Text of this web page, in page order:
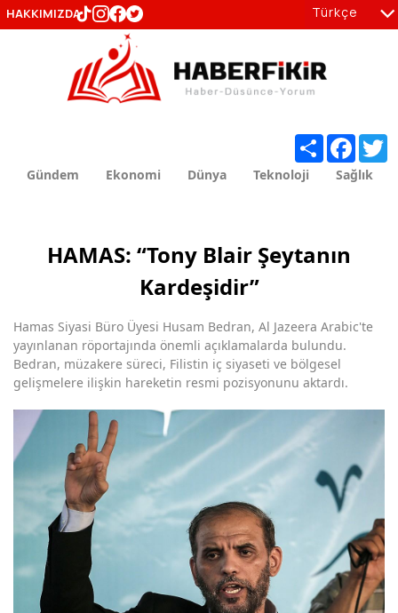
Gündem Ekonomi Dünya Teknoloji Sağlık
HAMAS: “Tony Blair Şeytanın
Kardeşidir”
Hamas Siyasi Büro Üyesi Husam Bedran, Al Jazeera Arabic'te
yayınlanan röportajında önemli açıklamalarda bulundu.
Bedran, müzakere süreci, Filistin iç siyaseti ve bölgesel
gelişmelere ilişkin hareketin resmi pozisyonunu aktardı.
Share
Türkçe
en
HAKKIMIZDA